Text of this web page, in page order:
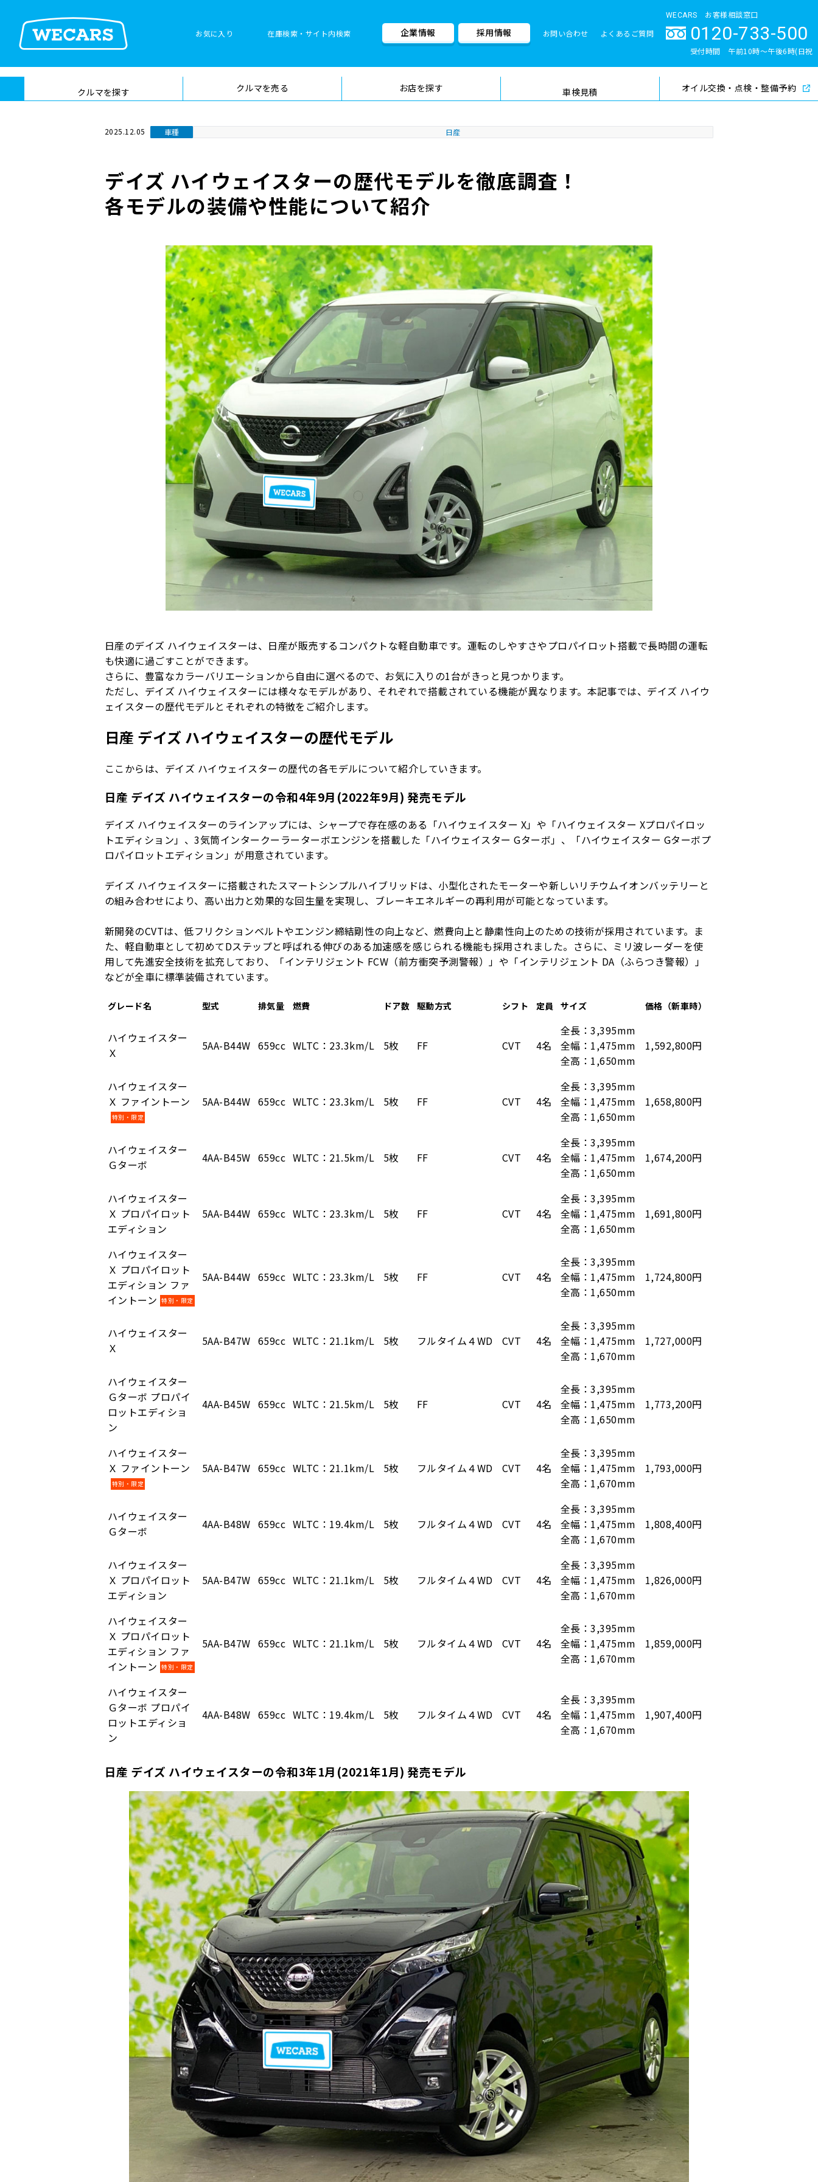
お気に入り 在庫検索・サイト内検索
在庫検索
サイト内検
索
検索
企業情報 採用情報 お問い合わせ よくあるご質問
WECARS お客様相談窓口
0120-733-500
受付時間 午前10時〜午後6時(日祝
クルマを探す クルマを売る お店を探す 車検見積
車検料金・メニュー 品質管理とサポート体制
オイル交換・点検・整備予約
2025.12.05 車種 日産
デイズ ハイウェイスターの歴代モデルを徹底調査！
各モデルの装備や性能について紹介
日産のデイズ ハイウェイスターは、日産が販売するコンパクトな軽自動車です。運転のしやすさやプロパイロット搭載で長時間の運転
も快適に過ごすことができます。
さらに、豊富なカラーバリエーションから自由に選べるので、お気に入りの1台がきっと見つかります。
ただし、デイズ ハイウェイスターには様々なモデルがあり、それぞれで搭載されている機能が異なります。本記事では、デイズ ハイウ
ェイスターの歴代モデルとそれぞれの特徴をご紹介します。
日産 デイズ ハイウェイスターの歴代モデル
ここからは、デイズ ハイウェイスターの歴代の各モデルについて紹介していきます。
日産 デイズ ハイウェイスターの令和4年9月(2022年9月) 発売モデル
デイズ ハイウェイスターのラインアップには、シャープで存在感のある「ハイウェイスター X」や「ハイウェイスター Xプロパイロッ
トエディション」、3気筒インタークーラーターボエンジンを搭載した「ハイウェイスター Gターボ」、「ハイウェイスター Gターボプ
ロパイロットエディション」が用意されています。
デイズ ハイウェイスターに搭載されたスマートシンプルハイブリッドは、小型化されたモーターや新しいリチウムイオンバッテリーと
の組み合わせにより、高い出力と効果的な回生量を実現し、ブレーキエネルギーの再利用が可能となっています。
新開発のCVTは、低フリクションベルトやエンジン締結剛性の向上など、燃費向上と静粛性向上のための技術が採用されています。ま
た、軽自動車として初めてDステップと呼ばれる伸びのある加速感を感じられる機能も採用されました。さらに、ミリ波レーダーを使
用して先進安全技術を拡充しており、「インテリジェント FCW（前方衝突予測警報）」や「インテリジェント DA（ふらつき警報）」
などが全車に標準装備されています。
グレード名 型式 排気量 燃費 ドア数 駆動方式 シフト 定員 サイズ 価格（新車時）
ハイウェイスター
Ｘ
5AA-B44W 659cc WLTC：23.3km/L 5枚 FF CVT 4名
全長：3,395mm
全幅：1,475mm
全高：1,650mm
1,592,800円
ハイウェイスター
Ｘ ファイントーン
特別・限定
5AA-B44W 659cc WLTC：23.3km/L 5枚 FF CVT 4名
全長：3,395mm
全幅：1,475mm
全高：1,650mm
1,658,800円
ハイウェイスター
Ｇターボ
4AA-B45W 659cc WLTC：21.5km/L 5枚 FF CVT 4名
全長：3,395mm
全幅：1,475mm
全高：1,650mm
1,674,200円
ハイウェイスター
Ｘ プロパイロット
エディション
5AA-B44W 659cc WLTC：23.3km/L 5枚 FF CVT 4名
全長：3,395mm
全幅：1,475mm
全高：1,650mm
1,691,800円
ハイウェイスター
Ｘ プロパイロット
エディション ファ
イントーン 特別・限定
5AA-B44W 659cc WLTC：23.3km/L 5枚 FF CVT 4名
全長：3,395mm
全幅：1,475mm
全高：1,650mm
1,724,800円
ハイウェイスター
Ｘ
5AA-B47W 659cc WLTC：21.1km/L 5枚 フルタイム４WD CVT 4名
全長：3,395mm
全幅：1,475mm
全高：1,670mm
1,727,000円
ハイウェイスター
Ｇターボ プロパイ
ロットエディショ
ン
4AA-B45W 659cc WLTC：21.5km/L 5枚 FF CVT 4名
全長：3,395mm
全幅：1,475mm
全高：1,650mm
1,773,200円
ハイウェイスター
Ｘ ファイントーン
特別・限定
5AA-B47W 659cc WLTC：21.1km/L 5枚 フルタイム４WD CVT 4名
全長：3,395mm
全幅：1,475mm
全高：1,670mm
1,793,000円
ハイウェイスター
Ｇターボ
4AA-B48W 659cc WLTC：19.4km/L 5枚 フルタイム４WD CVT 4名
全長：3,395mm
全幅：1,475mm
全高：1,670mm
1,808,400円
ハイウェイスター
Ｘ プロパイロット
エディション
5AA-B47W 659cc WLTC：21.1km/L 5枚 フルタイム４WD CVT 4名
全長：3,395mm
全幅：1,475mm
全高：1,670mm
1,826,000円
ハイウェイスター
Ｘ プロパイロット
エディション ファ
イントーン 特別・限定
5AA-B47W 659cc WLTC：21.1km/L 5枚 フルタイム４WD CVT 4名
全長：3,395mm
全幅：1,475mm
全高：1,670mm
1,859,000円
ハイウェイスター
Ｇターボ プロパイ
ロットエディショ
ン
4AA-B48W 659cc WLTC：19.4km/L 5枚 フルタイム４WD CVT 4名
全長：3,395mm
全幅：1,475mm
全高：1,670mm
1,907,400円
日産 デイズ ハイウェイスターの令和3年1月(2021年1月) 発売モデル